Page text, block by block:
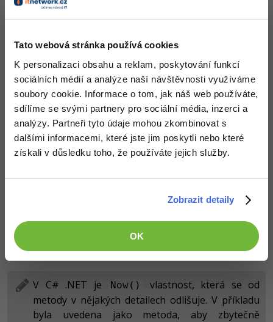
Tato webová stránka používá cookies
K personalizaci obsahu a reklam, poskytování funkcí
sociálních médií a analýze naší návštěvnosti využíváme
soubory cookie. Informace o tom, jak náš web používáte,
sdílíme se svými partnery pro sociální média, inzerci a
analýzy. Partneři tyto údaje mohou zkombinovat s
dalšími informacemi, které jste jim poskytli nebo které
získali v důsledku toho, že používáte jejich služby.
Zobrazit detaily
OK
třídě moc a měly by být nějak vázané na původní
funkcionalitu třídy, jinak by měly být v samostatné třídě.
získání aktuálního data a času vC# .NET
Java JS Python
DateTime listopad = new DateTime(2020, 11,
inicializovanou naaktuální datum a čas. Taková
metoda přímo souvisí s funkcionalitou datového typu
, a proto je návrhově správně, že je v této
třídě a i statika zde dává smysl. Naopak u naší metody
Felicia()
je to spíše odstrašující příklad, protože s
obecnou třídou Auto příliš nesouvisí.
V C# .NET je Now()
vlastnost, která se od
metody v nějakých detailech odlišuje. V příkladu
byla uvedena jako metoda, aby zbytečně